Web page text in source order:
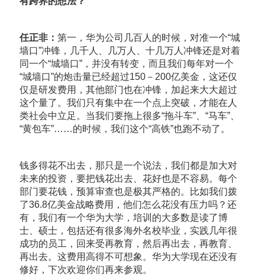
任正非： 第一，华为公司几百人的时候，对准一个“城
墙口”冲锋，几千人、几万人、十几万人冲锋还是对着
同一个“城墙口”，并没有转变，而且我们每年对一个
“城墙口”的炮击量已经超过150－200亿美金，这还仅
仅是研发费用，其他部门也在冲锋，加起来大大超过
这个量了。我们只有集中在一个点上突破，才能在人
类社会中立足。当我们要拖上很多“拖斗车”、“马车”、
“黄包车”……的时候，我们这个“高铁”也跑不动了。
钱多得花不出去，那只是一个说法，我们都是加大对
未来的投资，要把钱花出去、花好也是不容易。每个
部门要花钱，预算审查也是极其严格的。比如我们拨
了36.8亿美金战略费用，他们怎么花没有压力吗？还
有，我们有一个华为大学，培训的大多数是读了博
士、硕士，包括还有很多海外名校毕业，实践几年很
成功的员工，回来受再教育，然后再出去，再教育、
再出去。这费用高得不可想象。华为大学现在还没有
修好，下次欢迎你们再来参观。